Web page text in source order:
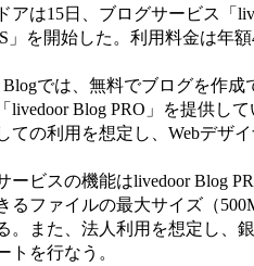
は15日、ブログサービス「
」を開始した。利用料金は年額
では、無料でブログを作成
livedoor Blog PRO」を提供し
ての利用を想定し、Webデザ
ビスの機能はlivedoor Blog
るファイルの最大サイズ（
。また、法人利用を想定し、
トを行なう。